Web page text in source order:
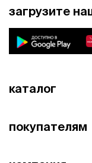
загрузите
каталог
покупателям